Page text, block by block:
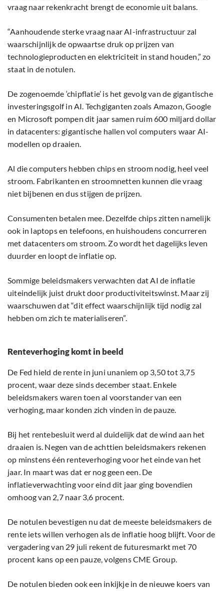
vraag naar rekenkracht brengt de economie uit balans.
“Aanhoudende sterke vraag naar AI-infrastructuur zal
waarschijnlijk de opwaartse druk op prijzen van
technologieproducten en elektriciteit in stand houden,” zo
staat in de notulen.
De zogenoemde ‘chipflatie’ is het gevolg van de gigantische
investeringsgolf in AI. Techgiganten zoals Amazon, Google
en Microsoft pompen dit jaar samen ruim 600 miljard dollar
in datacenters: gigantische hallen vol computers waar AI-
modellen op draaien.
Al die computers hebben chips en stroom nodig, heel veel
stroom. Fabrikanten en stroomnetten kunnen die vraag
niet bijbenen en dus stijgen de prijzen.
Consumenten betalen mee. Dezelfde chips zitten namelijk
ook in laptops en telefoons, en huishoudens concurreren
met datacenters om stroom. Zo wordt het dagelijks leven
duurder en loopt de inflatie op.
Sommige beleidsmakers verwachten dat AI de inflatie
uiteindelijk juist drukt door productiviteitswinst. Maar zij
waarschuwen dat “dit effect waarschijnlijk tijd nodig zal
hebben om zich te materialiseren”.
Renteverhoging komt in beeld
De Fed hield de rente in juni unaniem op 3,50 tot 3,75
procent, waar deze sinds december staat. Enkele
beleidsmakers waren toen al voorstander van een
verhoging, maar konden zich vinden in de pauze.
Bij het rentebesluit werd al duidelijk dat de wind aan het
draaien is. Negen van de achttien beleidsmakers rekenen
op minstens één renteverhoging voor het einde van het
jaar. In maart was dat er nog geen een. De
inflatieverwachting voor eind dit jaar ging bovendien
omhoog van 2,7 naar 3,6 procent.
De notulen bevestigen nu dat de meeste beleidsmakers de
rente iets willen verhogen als de inflatie hoog blijft. Voor de
vergadering van 29 juli rekent de futuresmarkt met 70
procent kans op een pauze, volgens CME Group.
De notulen bieden ook een inkijkje in de nieuwe koers van